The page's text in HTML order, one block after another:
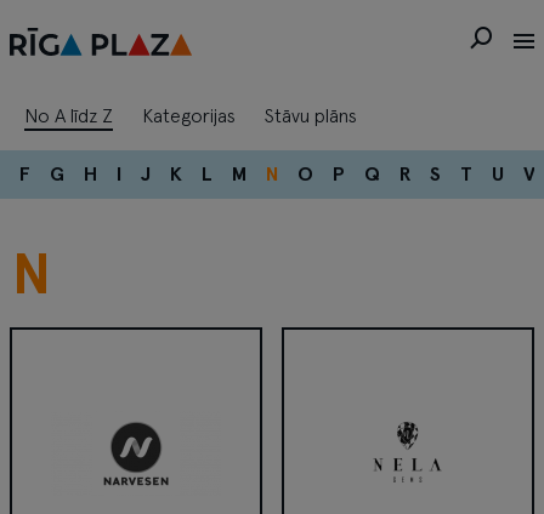
No A līdz Z Kategorijas Stāvu plāns
F G H J K L M N O P Q R S T U V
N